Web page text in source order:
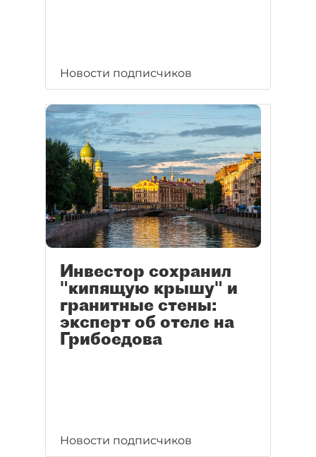
Новости подписчиков
Инвестор сохранил
"кипящую крышу" и
гранитные стены:
эксперт об отеле на
Грибоедова
Новости подписчиков